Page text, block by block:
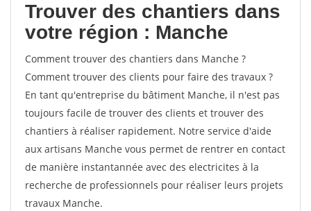
Trouver des chantiers dans
votre région : Manche
Comment trouver des chantiers dans Manche ?
Comment trouver des clients pour faire des travaux ?
En tant qu'entreprise du bâtiment Manche, il n'est pas
toujours facile de trouver des clients et trouver des
chantiers à réaliser rapidement. Notre service d'aide
aux artisans Manche vous permet de rentrer en contact
de manière instantannée avec des electricites à la
recherche de professionnels pour réaliser leurs projets
travaux Manche.